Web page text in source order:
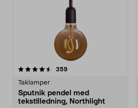
359anmeldelser
Taklamper
Sputnik pendel med
tekstilledning, Northlight
0.0 av 5 stjerner